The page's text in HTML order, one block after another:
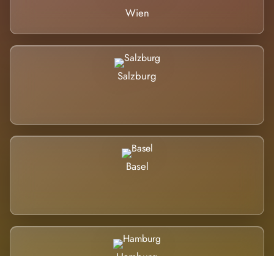
Wien
Salzburg
Basel